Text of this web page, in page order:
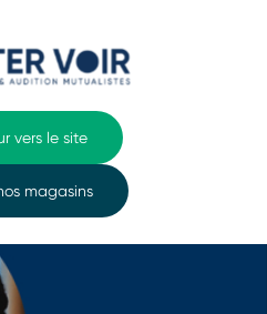
vers le site
magasins